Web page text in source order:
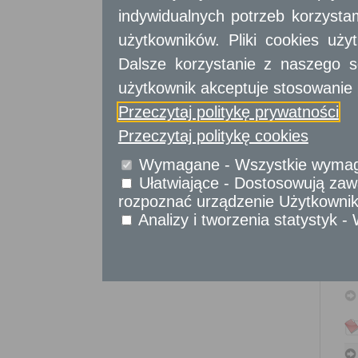
Sprawy komunikacyjne
Sprawy obywatelskie
Udostępnianie informacji publicznej
Urząd Stanu Cywilnego
Usługi
dla przedsiębiorców
urzędów
indywidualnych potrzeb
użytkowników. Pliki cookies
Dalsze korzystanie z naszego
użytkownik akceptuje stosowanie
Przeczytaj politykę prywatności
Przeczytaj politykę cookies
Wymagane - Wszystkie
Ułatwiające - Dostosowują
rozpoznać urządzenie
Analizy i tworzenia statystyk -